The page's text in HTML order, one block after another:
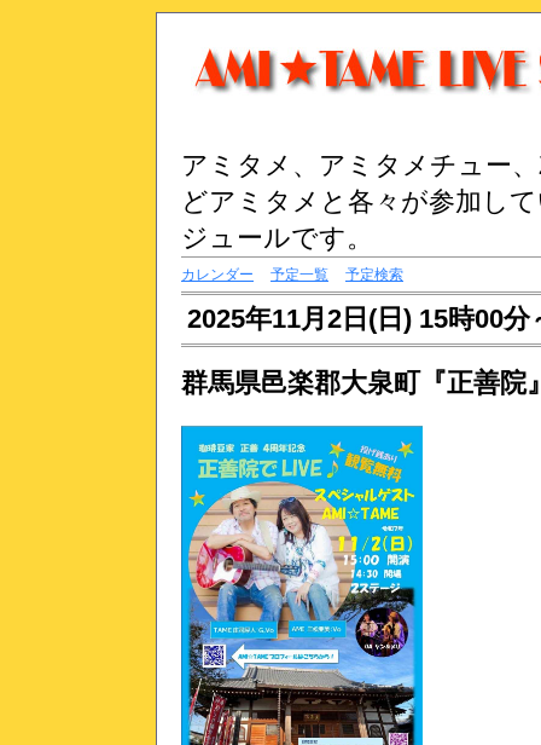
アミタメ、アミタメチュー
どアミタメと各々が参加し
ジュールです。
カレンダー 予定一覧 予定検索
2025年11月2日(日) 15時00分
群馬県邑楽郡大泉町『正善